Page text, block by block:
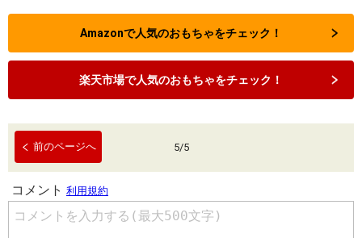
Amazonで人気のおもちゃをチェック！
楽天市場で人気のおもちゃをチェック！
前のページへ 5/5